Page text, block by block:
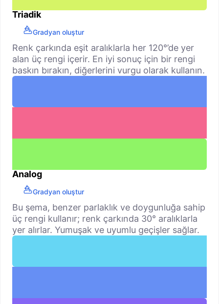
Triadik
Gradyan oluştur
Renk çarkında eşit aralıklarla her 120°’de yer
alan üç rengi içerir. En iyi sonuç için bir rengi
baskın bırakın, diğerlerini vurgu olarak kullanın.
Analog
Gradyan oluştur
Bu şema, benzer parlaklık ve doygunluğa sahip
üç rengi kullanır; renk çarkında 30° aralıklarla
yer alırlar. Yumuşak ve uyumlu geçişler sağlar.